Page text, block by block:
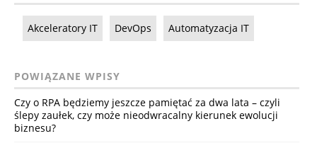
Akceleratory IT DevOps Automatyzacja IT
POWIĄZANE WPISY
Czy o RPA będziemy jeszcze pamiętać za dwa lata – czyli
ślepy zaułek, czy może nieodwracalny kierunek ewolucji
biznesu?